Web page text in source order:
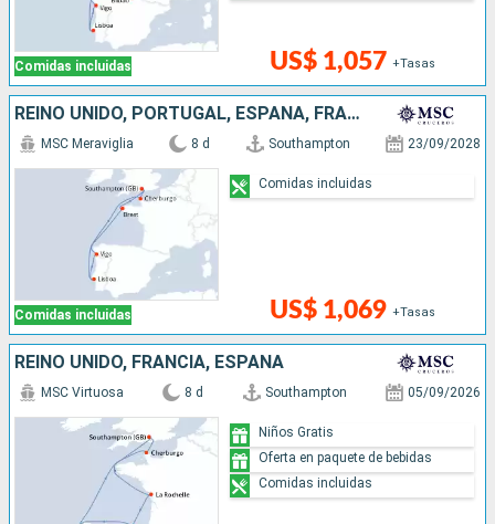
Comidas incluidas US$ 1,057 +Tasas
REINO UNIDO, PORTUGAL, ESPAÑA, FRANCIA
Comidas incluidas
MSC Meraviglia 8 d Southampton 23/09/2028
US$ 1,069 +Tasas
Comidas incluidas
REINO UNIDO, FRANCIA, ESPAÑA
MSC Virtuosa 8 d Southampton 05/09/2026
Niños Gratis
Oferta en paquete de bebidas
Comidas incluidas